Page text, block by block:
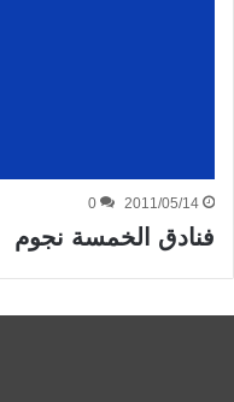
2011/05/14
0
فنادق الخمسة نجوم